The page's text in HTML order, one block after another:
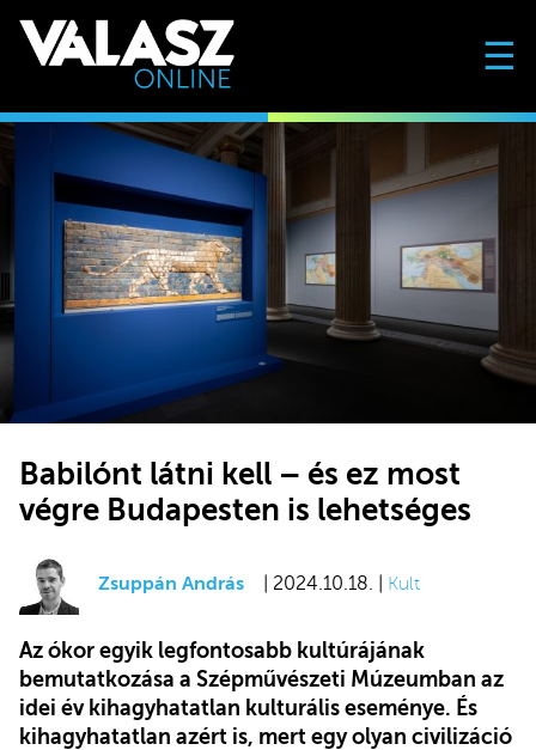
☰
Babilónt látni kell – és ez most
végre Budapesten is lehetséges
Zsuppán András | 2024.10.18. | Kult
Az ókor egyik legfontosabb kultúrájának
bemutatkozása a Szépművészeti Múzeumban az
idei év kihagyhatatlan kulturális eseménye. És
kihagyhatatlan azért is, mert egy olyan civilizáció